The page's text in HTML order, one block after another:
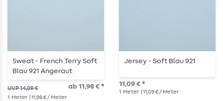
Sweat - French Terry Soft
Blau 921 Angeraut
UVP 14,09 € ab 11,98 € *
1 Meter | 11,98 € / Meter
Jersey - Soft Blau 921
11,09 € *
1 Meter | 11,09 € / Meter